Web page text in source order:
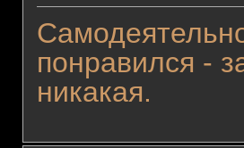
понравился -
никакая.